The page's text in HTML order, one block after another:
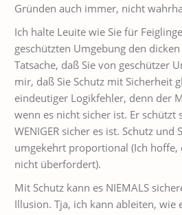
Gründen auch immer, nicht
Ich halte Leuite wie Sie für
geschützten Umgebung den
Tatsache, daß Sie von geschützer
mir, daß Sie Schutz mit Sicherheit
eindeutiger Logikfehler, denn der
wenn es nicht sicher ist. Er schützt
WENIGER sicher es ist. Schutz und
umgekehrt proportional (Ich hoffe,
nicht überfordert).
Mit Schutz kann es NIEMALS
Illusion. Tja, ich kann ableiten, wie